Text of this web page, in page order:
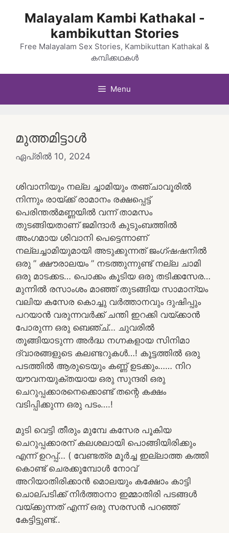
Malayalam Kambi Kathakal -
kambikuttan Stories
Free Malayalam Sex Stories, Kambikuttan Kathakal &
കമ്പിക്കഥകൾ
Menu
മുത്തമിട്ടാൾ
ഏപ്രിൽ 10, 2024
ശിവാനിയും നല്ല ച്ചാമിയും തഞ്ചാവൂരിൽ
നിന്നും രായ്ക്ക് രാമാനം രക്ഷപ്പെട്ട്
പെരിന്തൽമണ്ണയിൽ വന്ന് താമസം
തുടങ്ങിയതാണ് ജമിന്ദാർ കുടുംബത്തിൽ
അംഗമായ ശിവാനി പെട്ടെന്നാണ്
നല്ലച്ചാമിയുമായി അടുക്കുന്നത് ജംഗ്ഷഷനിൽ
ഒരു ” ക്ഷൗരാലയം ” നടത്തുന്നുണ്ട് നല്ല ചാമി
ഒരു മാടക്കട… പൊക്കം കൂടിയ ഒരു തടിക്കസേര…
മുന്നിൽ രസാംശം മാഞ്ഞ് തുടങ്ങിയ സാമാന്യം
വലിയ കസേര കൊച്ചു വർത്താനവും ദുഷിപ്പും
പറയാൻ വരുന്നവർക്ക് ചന്തി ഇറക്കി വയ്ക്കാൻ
പോരുന്ന ഒരു ബെഞ്ച്… ചുവരിൽ
തൂങ്ങിയാടുന്ന അർദ്ധ നഗ്നകളായ സിനിമാ
ദ്വാരങ്ങളുടെ കലണ്ടറുകൾ…! കൂട്ടത്തിൽ ഒരു
പടത്തിൽ ആരുടെയും കണ്ണ് ഉടക്കും…… നിറ
യൗവനയുക്തയായ ഒരു സുന്ദരി ഒരു
ചെറുപ്പക്കാരനെക്കൊണ്ട് തന്റെ കക്ഷം
വടിപ്പിക്കുന്ന ഒരു പടം….!
മുടി വെട്ടി തീരും മുമ്പേ കസേര പൂകിയ
ചെറുപ്പക്കാരന് കലശലായി പൊങ്ങിയിരിക്കും
എന്ന് ഉറപ്പ്… ( വേണ്ടത്ര മൂർച്ച ഇല്ലാത്ത കത്തി
കൊണ്ട് ചെരക്കുമ്പോൾ നോവ്
അറിയാതിരിക്കാൻ മൊലയും കക്ഷോം കാട്ടി
ചൊല്പടിക്ക് നിർത്താനാ ഇമ്മാതിരി പടങ്ങൾ
വയ്ക്കുന്നത് എന്ന് ഒരു സരസൻ പറഞ്ഞ്
കേട്ടിട്ടുണ്ട്..